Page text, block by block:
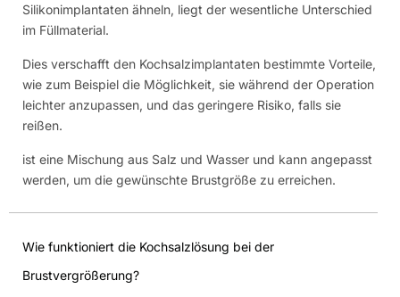
Silikonimplantaten ähneln, liegt der wesentliche Unterschied
im Füllmaterial.
Dies verschafft den Kochsalzimplantaten bestimmte Vorteile,
wie zum Beispiel die Möglichkeit, sie während der Operation
leichter anzupassen, und das geringere Risiko, falls sie
reißen.
ist eine Mischung aus Salz und Wasser und kann angepasst
werden, um die gewünschte Brustgröße zu erreichen.
Wie funktioniert die Kochsalzlösung bei der
Brustvergrößerung?